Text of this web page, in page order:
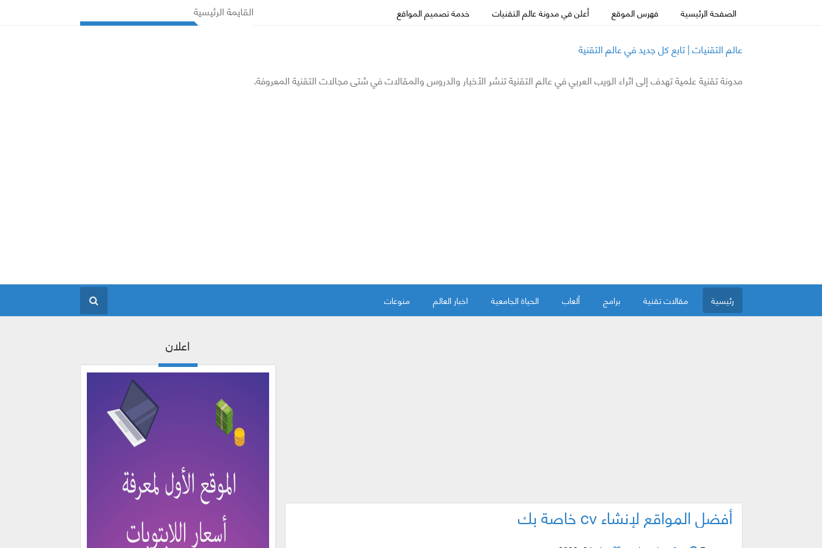
الصفحة الرئيسية فهرس الموقع أعلن في مدونة عالم التقنيات خدمة تصميم المواقع
القايمة الرئيسية
عالم التقنيات | تابع كل جديد في عالم التقنية
مدونة تقنية علمية تهدف إلى اثراء الويب العربي في عالم التقنية تنشر الأخبار والدروس والمقالات في شتى مجالات التقنية المعروفة.
رئيسية مقالات تقنية برامج ألعاب الحياة الجامعية اخبار العالم منوعات
أفضل المواقع لإنشاء cv خاصة بك
اعلان